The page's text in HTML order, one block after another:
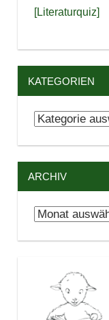
[Literaturquiz]
KATEGORIEN
Kategorien
ARCHIV
Archiv